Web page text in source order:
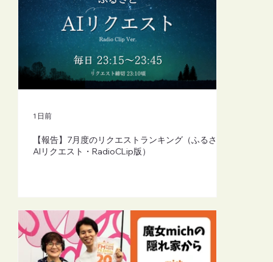
【FM-YRC】魔女michの隠れ家から
【報告】7月度のリクエストランキング（ふるさと
AIリクエスト・RadioCLip版）
1 日前